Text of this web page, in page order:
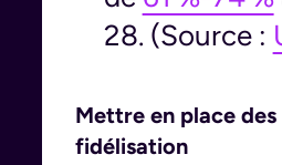
28. (Source :
Mettre en place
fidélisation